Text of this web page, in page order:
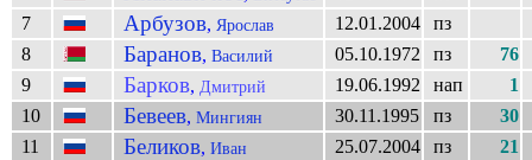
7
Арбузов, Ярослав 12.01.2004
пз
8
Баранов, Василий 05.10.1972 пз
76
9
Барков, Дмитрий 19.06.1992 нап
1
10
Бевеев, Мингиян 30.11.1995 пз
30
11
Беликов, Иван 25.07.2004 пз
21